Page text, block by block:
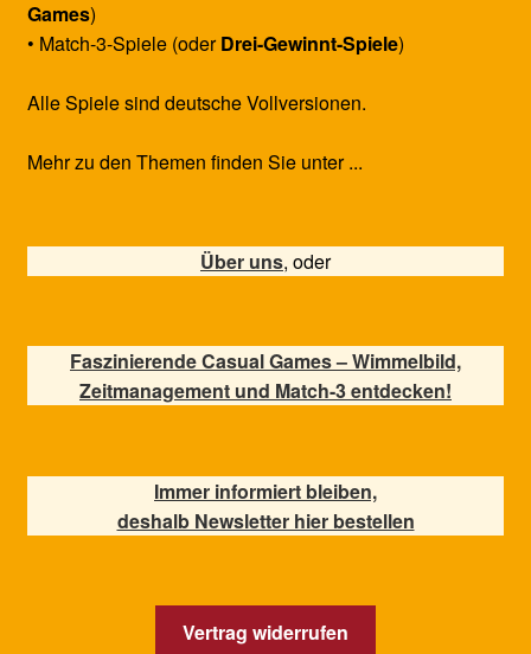
Games)
• Match-3-Spiele (oderDrei-Gewinnt-Spiele)
Alle Spiele sind deutsche Vollversionen.
Mehr zu den Themen finden Sie unter ...
Über uns, oder
Faszinierende Casual Games – Wimmelbild,
Zeitmanagement und Match-3 entdecken!
Immer informiert bleiben,
deshalb Newsletter hier bestellen
Vertrag widerrufen